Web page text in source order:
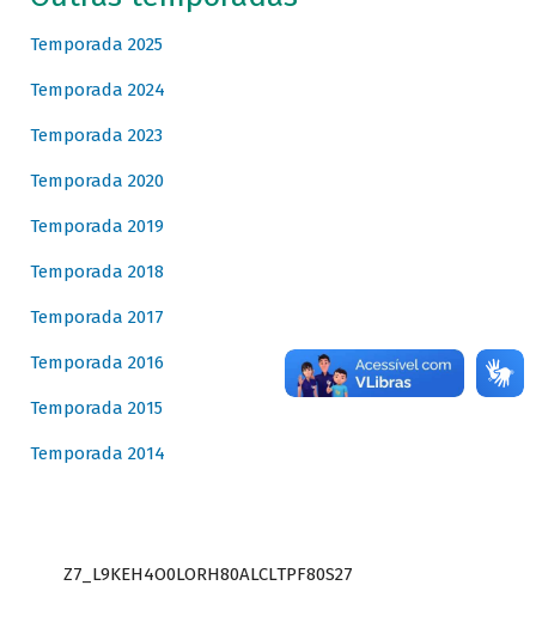
Temporada 2025
Temporada 2024
Temporada 2023
Temporada 2020
Temporada 2019
Temporada 2018
Temporada 2017
Temporada 2016
Temporada 2015
Temporada 2014
Z7_L9KEH4O0LORH80ALCLTPF80S27